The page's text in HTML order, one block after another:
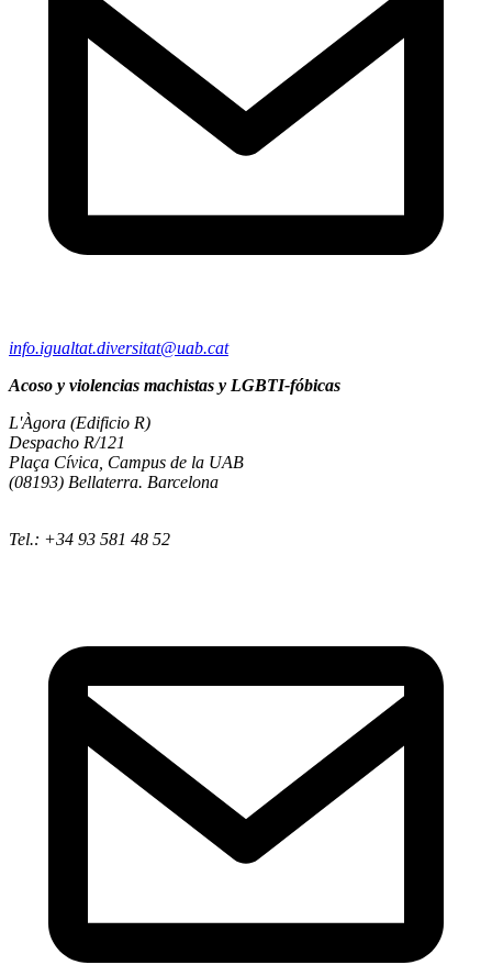
info.igualtat.diversitat@uab.cat
Acoso y violencias machistas y LGBTI-fóbicas
L'Àgora (Edificio R)
Despacho R/121
Plaça Cívica, Campus de la UAB
(08193) Bellaterra. Barcelona
Tel.: +34 93 581 48 52